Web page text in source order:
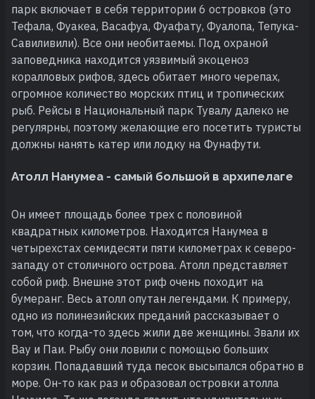
парк включает в себя территории 6 островков (это
Тефала, Фуакеа, Васафуа, Фуафату, Фуалопа, Тепука-
Савиливили). Все они необитаемы. Под охраной
заповедника находится уязвимый экоценоз
коралловых рифов, здесь обитает много черепах,
огромное количество морских птиц и тропических
рыб. Рейсы в Национальный парк Тувалу далеко не
регулярны, поэтому желающие его посетить туристы
должны нанять катер или лодку на Фунафути.
Атолл Нанумеа - самый большой в архипелаге
Он имеет площадь более трех с половиной
квадратных километров. Находится Нанумеа в
четырехстах семидесяти пяти километрах к северо-
западу от столичного острова. Атолл представляет
собой риф. Внешне этот риф очень походит на
бумеранг. Весь атолл опутан легендами. К примеру,
одно из полинезийских преданий рассказывает о
том, что когда-то здесь жили две женщины. Звали их
Вау и Паи. Рыбу они ловили с помощью больших
корзин. Попадавший туда песок высыпался обратно в
море. Он-то как раз и образовал островки атолла